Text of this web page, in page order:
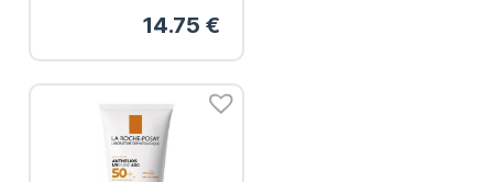
Χρώμα 50ml
14.75 €